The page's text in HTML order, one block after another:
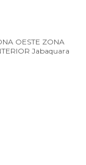
OESTE ZONA
Jabaquara